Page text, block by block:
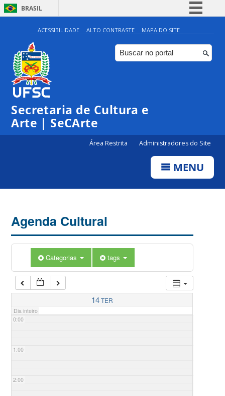
BRASIL
Simplifique!
Comunica BR
Participe
ACESSIBILIDADE ALTO CONTRASTE MAPA DO SITE
Secretaria de Cultura e
Arte | SeCArte
Área Restrita Administradores do Site
MENU
Agenda Cultural
Categorias tags
14TER
Dia inteiro
0:00
1:00
2:00